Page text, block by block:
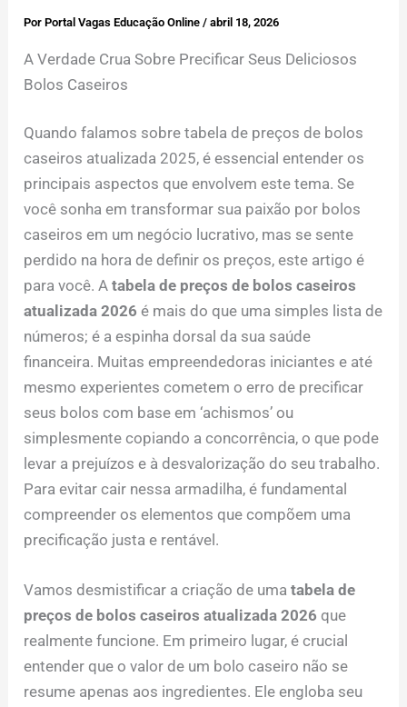
PorPortal Vagas Educação Online/abril 18, 2026
A Verdade Crua Sobre Precificar Seus Deliciosos
Bolos Caseiros
Quando falamos sobre tabela de preços de bolos
caseiros atualizada 2025, é essencial entender os
principais aspectos que envolvem este tema. Se
você sonha em transformar sua paixão por bolos
caseiros em um negócio lucrativo, mas se sente
perdido na hora de definir os preços, este artigo é
para você. Atabela de preços de bolos caseiros
atualizada 2026 é mais do que uma simples lista de
números; é a espinha dorsal da sua saúde
financeira. Muitas empreendedoras iniciantes e até
mesmo experientes cometem o erro de precificar
seus bolos com base em ‘achismos’ ou
simplesmente copiando a concorrência, o que pode
levar a prejuízos e à desvalorização do seu trabalho.
Para evitar cair nessa armadilha, é fundamental
compreender os elementos que compõem uma
precificação justa e rentável.
Vamos desmistificar a criação de umatabela de
preços de bolos caseiros atualizada 2026 que
realmente funcione. Em primeiro lugar, é crucial
entender que o valor de um bolo caseiro não se
resume apenas aos ingredientes. Ele engloba seu